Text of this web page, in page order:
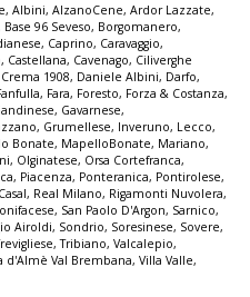
, Albini, AlzanoCene, Ardor Lazzate,
Base 96 Seveso, Borgomanero,
, Caprino, Caravaggio,
, Castellana, Cavenago, Ciliverghe
Crema 1908, Daniele Albini, Darfo,
, Fara, Foresto, Forza & Costanza,
, Gavarnese,
, Grumellese, Inveruno, Lecco,
Bonate, MapelloBonate, Mariano,
, Olginatese, Orsa Cortefranca,
, Piacenza, Ponteranica, Pontirolese,
, Real Milano, Rigamonti Nuvolera,
, San Paolo D'Argon, Sarnico,
Airoldi, Sondrio, Soresinese, Sovere,
,Tribiano, Valcalepio,
d'Almè Val Brembana, Villa Valle,